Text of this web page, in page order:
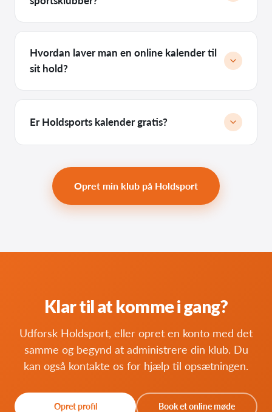
Hvordan laver man en online kalender til
sit hold?
Er Holdsports kalender gratis?
Opret min klub på Holdsport
Klar til at komme i gang?
Udforsk Holdsport, eller opret en konto med det
samme og begynd at administrere din klub. Du
kan også kontakte os for hjælp til opsætningen.
Opret profil Book et online møde